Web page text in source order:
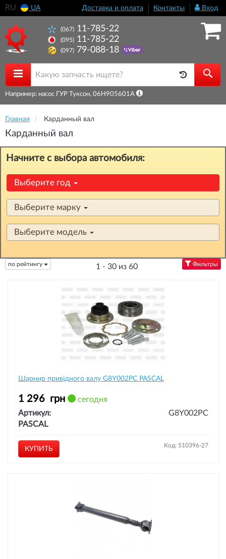
RU UA Доставка и оплата Контакты Вход
(067) 11-785-22
(095) 11-785-22
(097) 79-088-18
Например: насос ГУР Туксон, 06H905601A
Главная Карданный вал
Карданный вал
Начните с выбора автомобиля:
Выберите год
Выберите марку
Выберите модель
по рейтингу 1 - 30 из 60 Фильтры
Шарнир привідного валу G8Y002PC PASCAL
1 296 грн
сегодня
Артикул:
G8Y002PC
PASCAL
КУПИТЬ Код: 510396-27